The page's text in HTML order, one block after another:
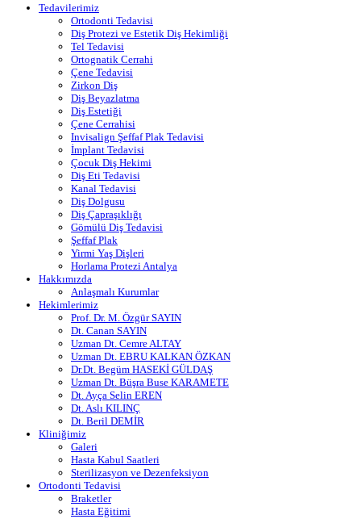
Tedavilerimiz
Ortodonti Tedavisi
Diş Protezi ve Estetik Diş Hekimliği
Tel Tedavisi
Ortognatik Cerrahi
Çene Tedavisi
Zirkon Diş
Diş Beyazlatma
Diş Estetiği
Çene Cerrahisi
Invisalign Şeffaf Plak Tedavisi
İmplant Tedavisi
Çocuk Diş Hekimi
Diş Eti Tedavisi
Kanal Tedavisi
Diş Dolgusu
Diş Çapraşıklığı
Gömülü Diş Tedavisi
Şeffaf Plak
Yirmi Yaş Dişleri
Horlama Protezi Antalya
Hakkımızda
Anlaşmalı Kurumlar
Hekimlerimiz
Prof. Dr. M. Özgür SAYIN
Dt. Canan SAYIN
Uzman Dt. Cemre ALTAY
Uzman Dt. EBRU KALKAN ÖZKAN
Dr.Dt. Begüm HASEKİ GÜLDAŞ
Uzman Dt. Büşra Buse KARAMETE
Dt. Ayça Selin EREN
Dt. Aslı KILINÇ
Dt. Beril DEMİR
Kliniğimiz
Galeri
Hasta Kabul Saatleri
Sterilizasyon ve Dezenfeksiyon
Ortodonti Tedavisi
Braketler
Hasta Eğitimi